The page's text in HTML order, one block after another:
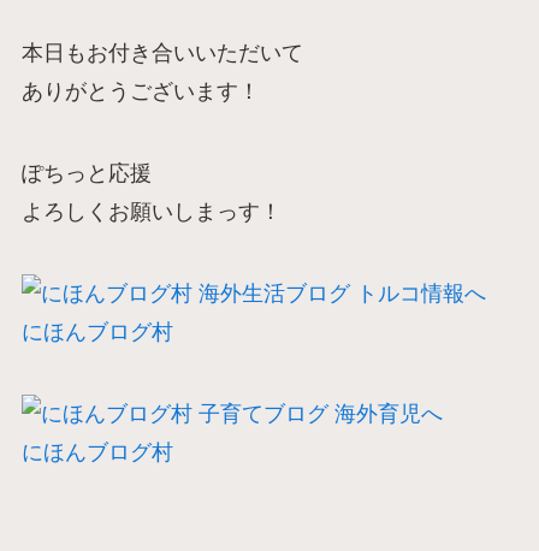
本日もお付き合いいただいて
ありがとうございます！
ぽちっと応援
よろしくお願いしまっす！
にほんブログ村
にほんブログ村